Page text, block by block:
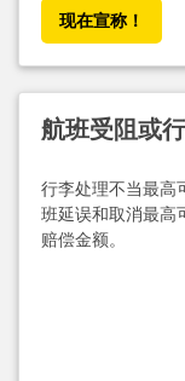
现在宣称！
航班受阻或
行李处理不当最高
班延误和取消最高
赔偿金额。